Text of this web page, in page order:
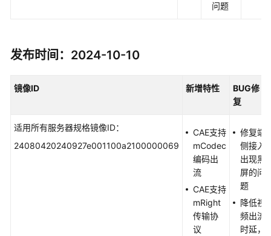
问题
发布时间：2024-10-10
镜像ID 新增特性 BUG修
复
适用所有服务器规格镜像ID：
24080420240927e001100a2100000069
CAE支持
mCodec
编码出
流
CAE支持
mRight
传输协
议
修复端
侧接入
出现黑
屏的问
题
降低视
频出流
时延，